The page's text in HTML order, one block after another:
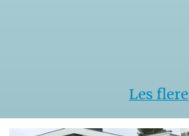
Les flere